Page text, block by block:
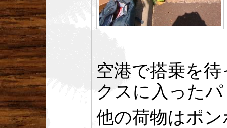
空港で搭乗を
クスに入った
他の荷物はポ